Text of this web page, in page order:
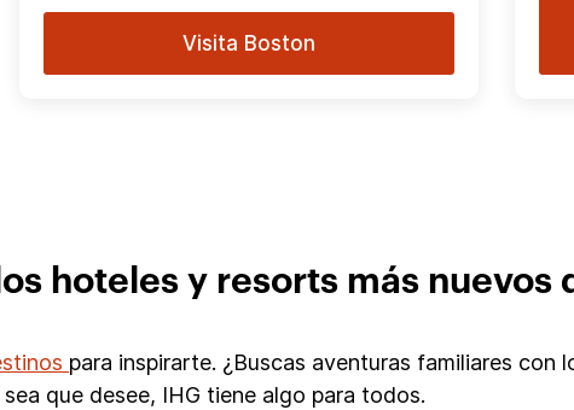
Visita Boston
hoteles y resorts más nuevos
para inspirarte. ¿Buscas aventuras familiares con
que desee, IHG tiene algo para todos.